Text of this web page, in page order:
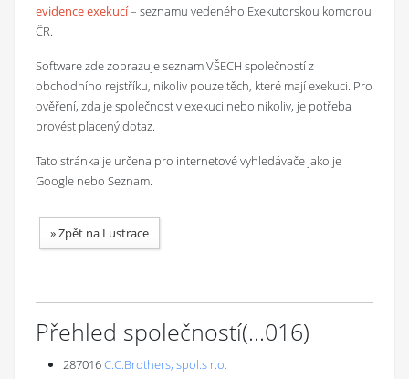
evidence exekucí– seznamu vedeného Exekutorskou komorou
ČR.
Software zde zobrazuje seznam VŠECH společností z
obchodního rejstříku, nikoliv pouze těch, které mají exekuci. Pro
ověření, zda je společnost v exekuci nebo nikoliv, je potřeba
provést placený dotaz.
Tato stránka je určena pro internetové vyhledávače jako je
Google nebo Seznam.
»Zpět na Lustrace
Přehled společností(...016)
287016C.C.Brothers, spol.s r.o.